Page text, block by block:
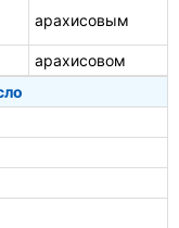
арахисовым
арахисовом